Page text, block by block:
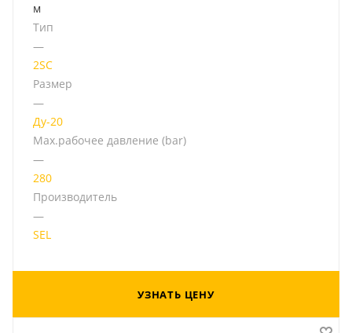
м
Тип
—
2SC
Размер
—
Ду-20
Мах.рабочее давление (bar)
—
280
Производитель
—
SEL
УЗНАТЬ ЦЕНУ